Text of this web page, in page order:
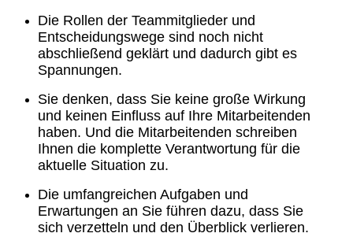
Die Rollen der Teammitglieder und
Entscheidungswege sind noch nicht
abschließend geklärt und dadurch gibt es
Spannungen.
Sie denken, dass Sie keine große Wirkung
und keinen Einfluss auf Ihre Mitarbeitenden
haben. Und die Mitarbeitenden schreiben
Ihnen die komplette Verantwortung für die
aktuelle Situation zu.
Die umfangreichen Aufgaben und
Erwartungen an Sie führen dazu, dass Sie
sich verzetteln und den Überblick verlieren.